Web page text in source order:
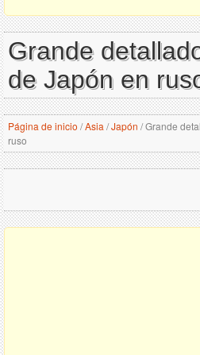
Grande
de Japón en
Página de inicio /Asia /Japón /Grande
ruso